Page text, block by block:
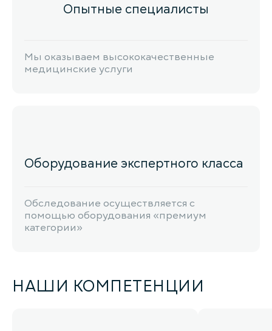
Опытные специалисты
Мы оказываем высококачественные
медицинские услуги
Оборудование экспертного класса
Обследование осуществляется с
помощью оборудования «премиум
категории»
НАШИ КОМПЕТЕНЦИИ